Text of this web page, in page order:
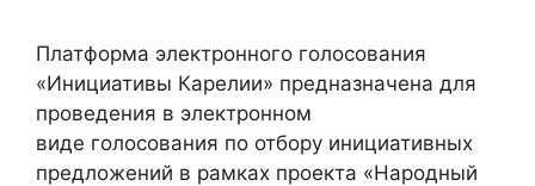
Платформа электронного голосования
«Инициативы Карелии» предназначена для
проведения в электронном
виде голосования по отбору инициативных
предложений в рамках проекта «Народный